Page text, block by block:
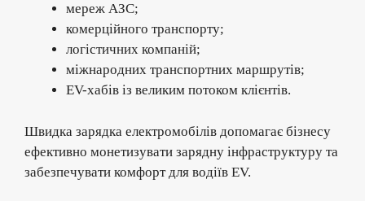
мереж АЗС;
комерційного транспорту;
логістичних компаній;
міжнародних транспортних маршрутів;
EV-хабів із великим потоком клієнтів.
Швидка зарядка електромобілів допомагає бізнесу
ефективно монетизувати зарядну інфраструктуру та
забезпечувати комфорт для водіїв EV.